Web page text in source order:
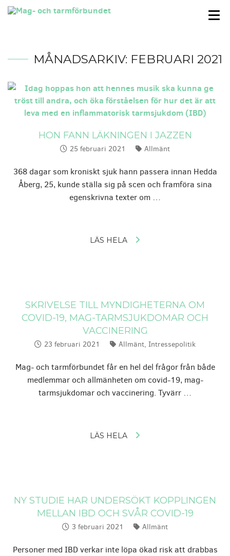
MÅNADSARKIV: FEBRUARI 2021
HON FANN LÄKNINGEN I JAZZEN
Publicerat:
25 februari 2021 Kategorier:
Allmänt
368 dagar som kroniskt sjuk hann passera innan Hedda
Åberg, 25, kunde ställa sig på scen och framföra sina
egenskrivna texter om …
LÄS HELA
SKRIVELSE TILL MYNDIGHETERNA OM
COVID-19, MAG-TARMSJUKDOMAR OCH
VACCINERING
Publicerat:
23 februari 2021 Kategorier:
Allmänt, Intressepolitik
Mag- och tarmförbundet får en hel del frågor från både
medlemmar och allmänheten om covid-19, mag-
tarmsjukdomar och vaccinering. Tyvärr …
LÄS HELA
NY STUDIE HAR UNDERSÖKT KOPPLINGEN
MELLAN IBD OCH SVÅR COVID-19
Publicerat:
3 februari 2021 Kategorier:
Allmänt
Personer med IBD verkar inte löpa ökad risk att drabbas